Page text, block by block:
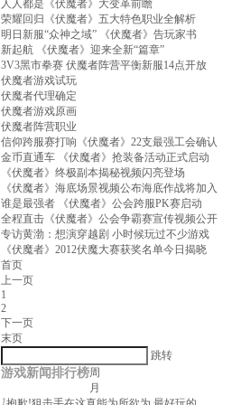
人人都是《伏魔者》大变革前瞻
荣耀回归《伏魔者》五大特色职业全解析
明日新服“众神之域” 《伏魔者》告玩家书
新起航 《伏魔者》迎来全新“篇章”
3V3黑市拳赛 伏魔者阵营平衡新服14点开放
伏魔者游戏试玩
伏魔者代理确定
伏魔者游戏原画
伏魔者阵营职业
信仰跨服赛打响《伏魔者》22支最强工会确认
金币直通车 《伏魔者》抢装备活动正式启动
《伏魔者》终极副本揭秘视频闪亮登场
《伏魔者》海底场景视频公布海底作战将加入
谁是最强者 《伏魔者》公会跨服PK赛启动
全程直击《伏魔者》公会争霸赛宣传视频公开
专访黄渤：想演穿越剧 小时候玩过不少游戏
《伏魔者》2012伏魔大赛获奖名单今日揭晓
首页
上一页
1
2
下一页
末页
跳转
游戏新闻排行榜周
月
1